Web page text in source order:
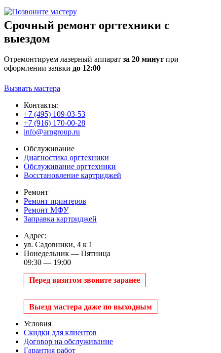
Срочный ремонт оргтехники с
выездом
Отремонтируем лазерный аппарат за 20 минут при
оформлении заявки до 12:00
Вызвать мастера
Контакты:
+7 (495) 109-03-53
+7 (916) 170-00-28
info@arngroup.ru
Обслуживание
Диагностика оргтехники
Обслуживание оргтехники
Восстановление картриджей
Ремонт
Ремонт принтеров
Ремонт МФУ
Заправка картриджей
Адрес:
ул. Садовники, 4 к 1
Понедельник — Пятница
09:30 — 19:00
Перед визитом звоните заранее
Выезд мастера даже по выходным
Условия
Скидки для клиентов
Договор на обслуживание
Гарантия работ